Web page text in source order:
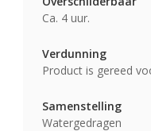
Ca. 4 uur.
Verdunning
Product is gereed
Samenstelling
Watergedragen